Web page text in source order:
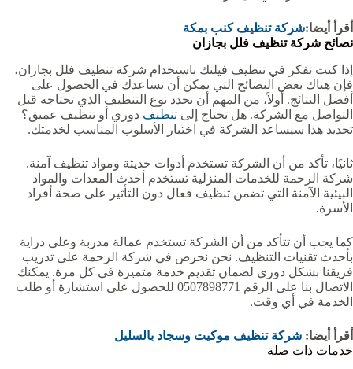
أقرأ أيضا:شركة تنظيف كنب بمكة
نصائح شركة تنظيف فلل بجازان
إذا كنت تفكر في تنظيف فيلتك باستخدام شركة تنظيف فلل بجازان،
فإن هناك بعض النصائح التي يمكن أن تساعدك في الحصول على
أفضل النتائج. أولاً، من المهم أن تحدد نوع التنظيف الذي تحتاجه قبل
التواصل مع الشركة. هل تحتاج إلى تنظيف دوري أو تنظيف عميق؟
تحديد هذا سيساعد الشركة في اختيار الأسلوب المناسب لخدمتك.
ثانيًا، تأكد من أن الشركة تستخدم أدوات حديثة ومواد تنظيف آمنة.
شركة الرحمة للخدمات المنزلية تستخدم أحدث المعدات والمواد
البيئية الآمنة التي تضمن تنظيف فعال دون التأثير على صحة أفراد
الأسرة.
كما يجب أن تتأكد من أن الشركة تستخدم عمالة مدربة وعلى دراية
بأحدث تقنيات التنظيف. نحن نحرص في شركة الرحمة على تدريب
فريقنا بشكل دوري لضمان تقديم خدمة متميزة في كل مرة. يمكنك
الاتصال بنا على الرقم 0507898771 للحصول على استشارة أو طلب
الخدمة في أي وقت.
أقرأ أيضا: شركة تنظيف موكيت وسجاد بالسليل
خدمات ذات صلة